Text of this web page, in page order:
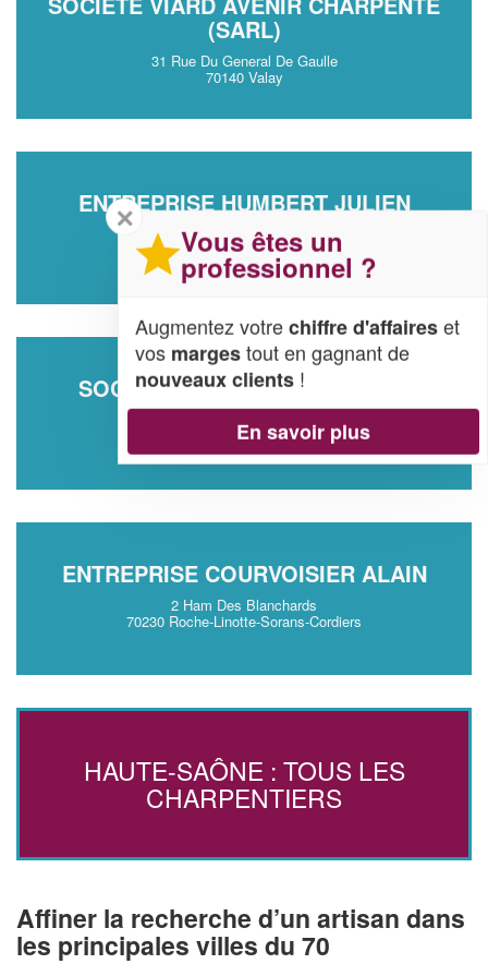
(SARL)
31 Rue Du General De Gaulle
70140 Valay
ENTREPRISE HUMBERT JULIEN
6 Rue Des Creuses
70290 Plancher-Bas
SOCIÉTÉ BEAULIEU JONATHAN
5 Rue Des Rosiers
70000 Vaivre-et-Montoille
ENTREPRISE COURVOISIER ALAIN
2 Ham Des Blanchards
70230 Roche-Linotte-Sorans-Cordiers
HAUTE-SAÔNE : TOUS LES
CHARPENTIERS
Affiner la recherche d’un artisan dans
les principales villes du 70
✕
Vous êtes un
professionnel ?
Augmentez votrechiffre d'affaireset
vos margestout en gagnant de
nouveaux clients !
En savoir plus